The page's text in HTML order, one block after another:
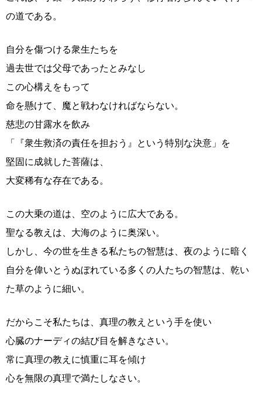
の道である。
自分を傷つける衆生たちを
過去世では父母であったとみなし
この心構えをもって
命を懸けて、魔と戦わなければならない。
慈悲の甘露水を飲み
「『衆生救済の責任を担おう』という特別な決意」を
堅固に成就した菩薩は、
大変稀有な存在である。
この大乗の道は、空のように広大である。
聖なる教えは、大海のように奥深い。
しかし、今の世を生きる私たちの智慧は、夜のように暗く
自分を偉いとうぬぼれている多くの人たちの智慧は、乾い
た草のように細い。
だからこそ私たちは、真理の教えという手を使い
心臓のナーディの結び目を解きなさい。
常に真理の教えに慎重に耳を傾け
心を無限の真理で満たしなさい。